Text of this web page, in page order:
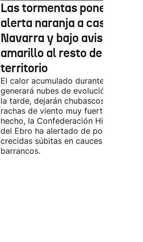
Las tormentas ponen bajo
alerta naranja a casi toda
Navarra y bajo aviso
amarillo al resto de
territorio
El calor acumulado durante la
generará nubes de evolución que, por
la tarde, dejarán chubascos, granizo
rachas de viento muy fuertes. De
hecho, la Confederación Hidrográfica
del Ebro ha alertado de posibles
crecidas súbitas en cauces y
barrancos.